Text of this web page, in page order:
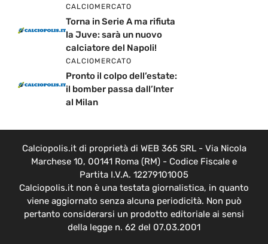
CALCIOMERCATO
Torna in Serie A ma rifiuta
la Juve: sarà un nuovo
calciatore del Napoli!
CALCIOMERCATO
Pronto il colpo dell’estate:
il bomber passa dall’Inter
al Milan
Calciopolis.it di proprietà di WEB 365 SRL - Via Nicola
Marchese 10, 00141 Roma (RM) - Codice Fiscale e
Partita I.V.A. 12279101005
Calciopolis.it non è una testata giornalistica, in quanto
viene aggiornato senza alcuna periodicità. Non può
pertanto considerarsi un prodotto editoriale ai sensi
della legge n. 62 del 07.03.2001